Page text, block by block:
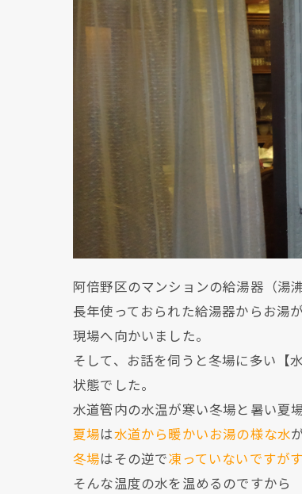
阿倍野区のマンションの給湯器（湯
長年使っておられた給湯器からお湯
現場へ向かいました。
そして、お話を伺うと冬場に多い【
状態でした。
水道管内の水温が寒い冬場と暑い夏
夏場は水道から暖かいお湯の様な水
冬場はその逆で凍っていないですが
そんな温度の水を温めるのですから